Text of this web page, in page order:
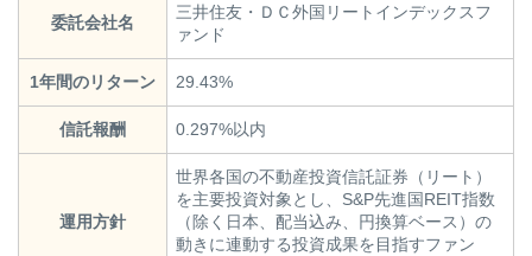
委託会社名
三井住友・ＤＣ外国リートインデックスフ
ァンド
1年間のリターン 29.43%
信託報酬 0.297%以内
運用方針
世界各国の不動産投資信託証券（リート）
を主要投資対象とし、S&P先進国REIT指数
（除く日本、配当込み、円換算ベース）の
動きに連動する投資成果を目指すファン